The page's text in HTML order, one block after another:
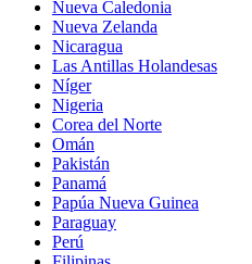
Nueva Caledonia
Nueva Zelanda
Nicaragua
Las Antillas Holandesas
Níger
Nigeria
Corea del Norte
Omán
Pakistán
Panamá
Papúa Nueva Guinea
Paraguay
Perú